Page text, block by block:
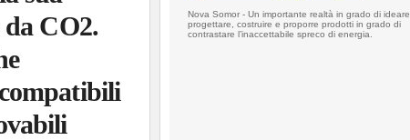
CO2.
Nova Somor - Un importante realtà in grado di ideare,
progettare, costruire e proporre prodotti in grado di
contrastare l’inaccettabile spreco di energia.